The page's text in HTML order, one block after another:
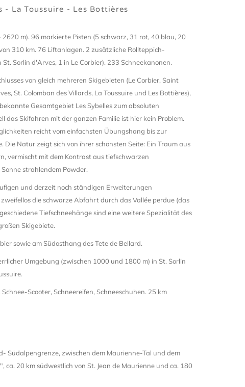
- La Toussuire - Les Bottières
2620 m). 96 markierte Pisten (5 schwarz, 31 rot, 40 blau, 20
310 km. 76 Liftanlagen. 2 zusätzliche Rollteppich-
Sorlin d'Arves, 1 in Le Corbier). 233 Schneekanonen.
von gleich mehreren Skigebieten (Le Corbier, Saint
St. Colomban des Villards, La Toussuire und Les Bottières),
Gesamtgebiet Les Sybelles zum absoluten
das Skifahren mit der ganzen Familie ist hier kein Problem.
reicht vom einfachsten Übungshang bis zur
Natur zeigt sich von ihrer schönsten Seite: Ein Traum aus
vermischt mit dem Kontrast aus tiefschwarzen
strahlendem Powder.
und derzeit noch ständigen Erweiterungen
die schwarze Abfahrt durch das Vallée perdue (das
Tiefschneehänge sind eine weitere Spezialität des
Skigebiete.
sowie am Südosthang des Tete de Bellard.
Umgebung (zwischen 1000 und 1800 m) in St. Sorlin
Scooter, Schneereifen, Schneeschuhen. 25 km
Südalpengrenze, zwischen dem Maurienne-Tal und dem
ca. 20 km südwestlich von St. Jean de Maurienne und ca. 180